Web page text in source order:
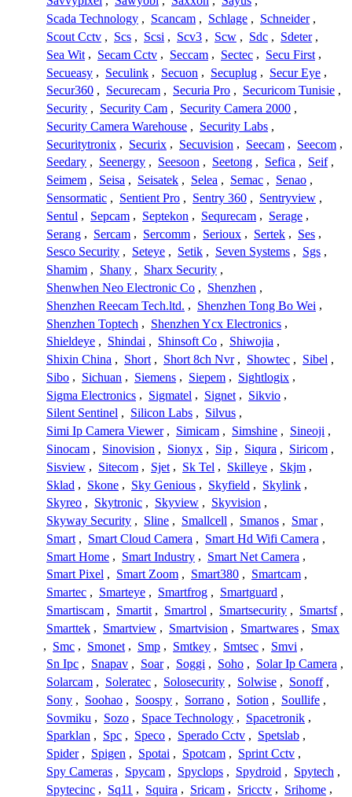
Scada Technology , Scancam , Schlage , Schneider ,
Scout Cctv , Scs , Scsi , Scv3 , Scw , Sdc , Sdeter ,
Sea Wit , Secam Cctv , Seccam , Sectec , Secu First ,
Secueasy , Seculink , Secuon , Secuplug , Secur Eye ,
Secur360 , Securecam , Securia Pro , Securicom Tunisie ,
Security , Security Cam , Security Camera 2000 ,
Security Camera Warehouse , Security Labs ,
Securitytronix , Securix , Secuvision , Seecam , Seecom ,
Seedary , Seenergy , Seesoon , Seetong , Sefica , Seif ,
Seimem , Seisa , Seisatek , Selea , Semac , Senao ,
Sensormatic , Sentient Pro , Sentry 360 , Sentryview ,
Sentul , Sepcam , Septekon , Sequrecam , Serage ,
Serang , Sercam , Sercomm , Serioux , Sertek , Ses ,
Sesco Security , Seteye , Setik , Seven Systems , Sgs ,
Shamim , Shany , Sharx Security ,
Shenwhen Neo Electronic Co , Shenzhen ,
Shenzhen Reecam Tech.ltd. , Shenzhen Tong Bo Wei ,
Shenzhen Toptech , Shenzhen Ycx Electronics ,
Shieldeye , Shindai , Shinsoft Co , Shiwojia ,
Shixin China , Short , Short 8ch Nvr , Showtec , Sibel ,
Sibo , Sichuan , Siemens , Siepem , Sightlogix ,
Sigma Electronics , Sigmatel , Signet , Sikvio ,
Silent Sentinel , Silicon Labs , Silvus ,
Simi Ip Camera Viewer , Simicam , Simshine , Sineoji ,
Sinocam , Sinovision , Sionyx , Sip , Siqura , Siricom ,
Sisview , Sitecom , Sjet , Sk Tel , Skilleye , Skjm ,
Sklad , Skone , Sky Genious , Skyfield , Skylink ,
Skyreo , Skytronic , Skyview , Skyvision ,
Skyway Security , Sline , Smallcell , Smanos , Smar ,
Smart , Smart Cloud Camera , Smart Hd Wifi Camera ,
Smart Home , Smart Industry , Smart Net Camera ,
Smart Pixel , Smart Zoom , Smart380 , Smartcam ,
Smartec , Smarteye , Smartfrog , Smartguard ,
Smartiscam , Smartit , Smartrol , Smartsecurity , Smartsf ,
Smarttek , Smartview , Smartvision , Smartwares , Smax
, Smc , Smonet , Smp , Smtkey , Smtsec , Smvi ,
Sn Ipc , Snapav , Soar , Soggi , Soho , Solar Ip Camera ,
Solarcam , Soleratec , Solosecurity , Solwise , Sonoff ,
Sony , Soohao , Soospy , Sorrano , Sotion , Soullife ,
Sovmiku , Sozo , Space Technology , Spacetronik ,
Sparklan , Spc , Speco , Sperado Cctv , Spetslab ,
Spider , Spigen , Spotai , Spotcam , Sprint Cctv ,
Spy Cameras , Spycam , Spyclops , Spydroid , Spytech ,
Spytecinc , Sq11 , Squira , Sricam , Sricctv , Srihome ,